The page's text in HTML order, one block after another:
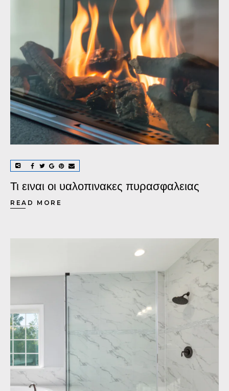
Τι ειναι οι υαλοπινακες πυρασφαλειας
READ MORE